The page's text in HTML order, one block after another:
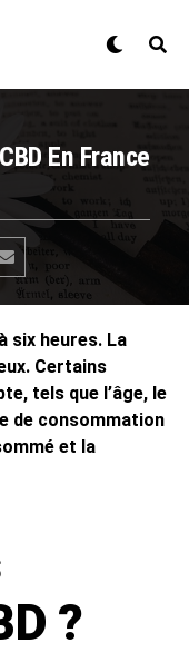
En France
six heures. La
Certains
tels que l’âge, le
de consommation
et la
?